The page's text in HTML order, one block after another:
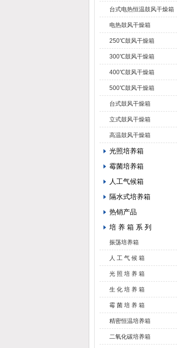
台式电热恒温鼓风干燥箱
电热鼓风干燥箱
250℃鼓风干燥箱
300℃鼓风干燥箱
400℃鼓风干燥箱
500℃鼓风干燥箱
台式鼓风干燥箱
立式鼓风干燥箱
高温鼓风干燥箱
光照培养箱
霉菌培养箱
人工气候箱
隔水式培养箱
热销产品
培 养 箱 系 列
振荡培养箱
人 工 气 候 箱
光 照 培 养 箱
生 化 培 养 箱
霉 菌 培 养 箱
精密恒温培养箱
二氧化碳培养箱